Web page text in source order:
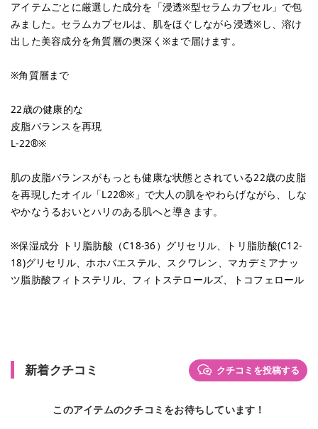
アイテムごとに厳選した成分を「浸透※型セラムカプセル」で包
みました。セラムカプセルは、肌をほぐしながら浸透※し、溶け
出した美容成分を角質層の奥深く※まで届けます。
※角質層まで
22歳の健康的な
皮脂バランスを再現
L-22®※
肌の皮脂バランスがもっとも健康な状態とされている22歳の皮脂
を再現したオイル「L22®※」で大人の肌をやわらげながら、しな
やかなうるおいとハリのある肌へと導きます。
※保湿成分 トリ脂肪酸（C18-36）グリセリル、トリ脂肪酸(C12-
18)グリセリル、ホホバエステル、スクワレン、マカデミアナッ
ツ脂肪酸フィトステリル、フィトステロールズ、トコフェロール
新着クチコミ クチコミを投稿する
このアイテムのクチコミをお待ちしています！